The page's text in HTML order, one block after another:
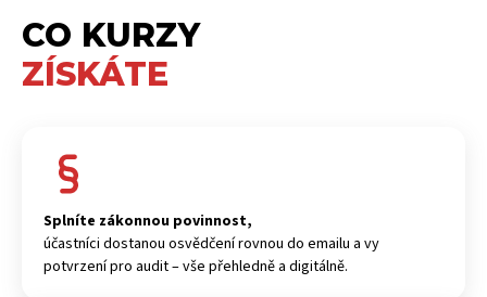
CO KURZY
ZÍSKÁTE
Splníte zákonnou povinnost,
účastníci dostanou osvědčení rovnou do emailu a vy
potvrzení pro audit – vše přehledně a digitálně.